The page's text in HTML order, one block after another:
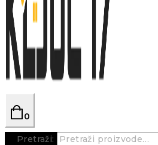
0
Pretraži: